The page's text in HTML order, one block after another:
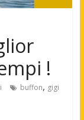
!
buffon, gigi